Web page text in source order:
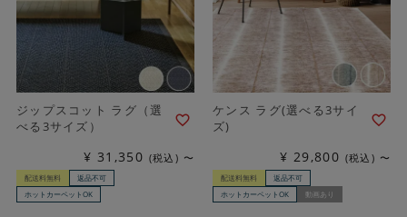
ジップスコット ラグ（選
べる3サイズ）
¥ 31,350 税込 〜
配送料無料
返品不可
ホットカーペットOK
ケンス ラグ(選べる3サイ
ズ)
¥ 29,800 税込 〜
配送料無料
返品不可
ホットカーペットOK
動画あり